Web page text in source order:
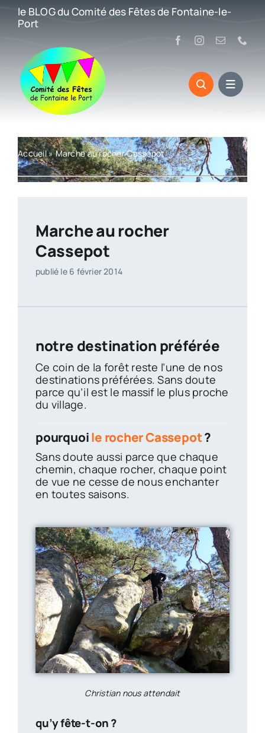
Passer
contenu
le BLOG du Comité des Fêtes de Fontaine-le-
Port
Accueil»Marche au rocher Cassepot
Marche au rocher
Cassepot
publié le 6 février 2014
notre destination préférée
Ce coin de la forêt reste l’une de nos
destinations préférées. Sans doute
parce qu’il est le massif le plus proche
du village.
pourquoile rocher Cassepot?
Sans doute aussi parce que chaque
chemin, chaque rocher, chaque point
de vue ne cesse de nous enchanter
en toutes saisons.
Christian nous attendait
qu’y fête-t-on ?